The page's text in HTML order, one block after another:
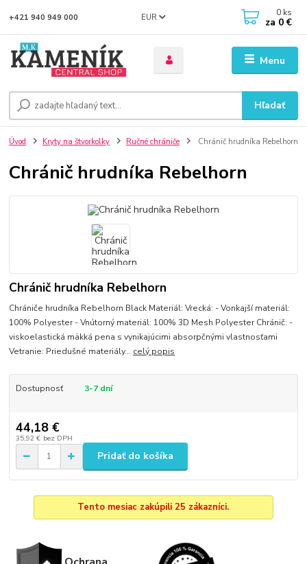
Menu
EUR
Hľadať
+421 940 949 000 0 ks
za 0 €
Úvod Kryty na štvorkolky Ručné chrániče Chránič hrudníka Rebelhorn
Chránič hrudníka Rebelhorn
Chránič hrudníka Rebelhorn
Chrániče hrudníka Rebelhorn Black Materiál: Vrecká: - Vonkajší materiál:
100% Polyester - Vnútorný materiál: 100% 3D Mesh Polyester Chránič: -
viskoelastická mäkká pena s vynikajúcimi absorpčnými vlastnosťami
Vetranie: Priedušné materiály... celý popis
Dostupnosť 3-7 dní
44,18 €
35,92 € bez DPH
Pridať do košíka
Tento mesiac zakúpili 25 zákazníci.